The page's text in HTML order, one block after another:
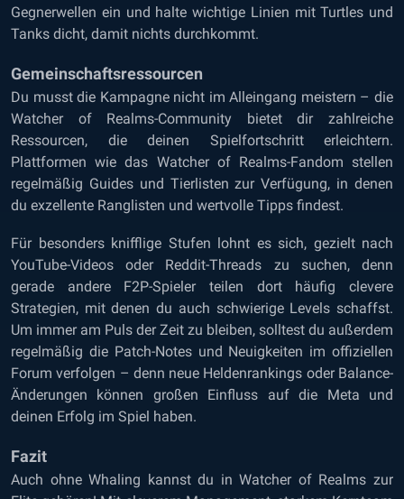
Gegnerwellen ein und halte wichtige Linien mit Turtles und
Tanks dicht, damit nichts durchkommt.
Gemeinschaftsressourcen
Du musst die Kampagne nicht im Alleingang meistern – die
Watcher of Realms-Community bietet dir zahlreiche
Ressourcen, die deinen Spielfortschritt erleichtern.
Plattformen wie das Watcher of Realms-Fandom stellen
regelmäßig Guides und Tierlisten zur Verfügung, in denen
du exzellente Ranglisten und wertvolle Tipps findest.
Für besonders knifflige Stufen lohnt es sich, gezielt nach
YouTube-Videos oder Reddit-Threads zu suchen, denn
gerade andere F2P-Spieler teilen dort häufig clevere
Strategien, mit denen du auch schwierige Levels schaffst.
Um immer am Puls der Zeit zu bleiben, solltest du außerdem
regelmäßig die Patch-Notes und Neuigkeiten im offiziellen
Forum verfolgen – denn neue Heldenrankings oder Balance-
Änderungen können großen Einfluss auf die Meta und
deinen Erfolg im Spiel haben.
Fazit
Auch ohne Whaling kannst du in Watcher of Realms zur